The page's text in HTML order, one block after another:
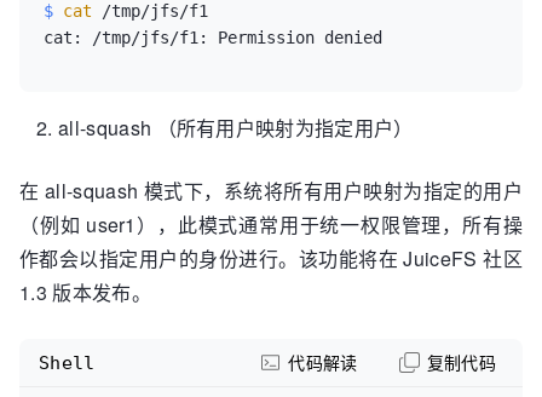
$ cat /tmp/jfs/f1
all-squash （所有用户映射为指定用户）
在 all-squash 模式下，系统将所有用户映射为指定的用户
（例如 user1），此模式通常用于统一权限管理，所有操
作都会以指定用户的身份进行。该功能将在 JuiceFS 社区
1.3 版本发布。
Shell 代码解读 复制代码